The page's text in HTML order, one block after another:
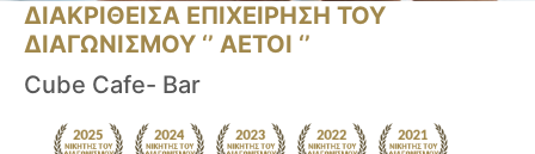
ΔΙΑΚΡΙΘΕΙΣΑ ΕΠΙΧΕΙΡΗΣΗ ΤΟΥ
ΔΙΑΓΩΝΙΣΜΟΥ ‘’ ΑΕΤΟΙ ‘’
Cube Cafe- Bar